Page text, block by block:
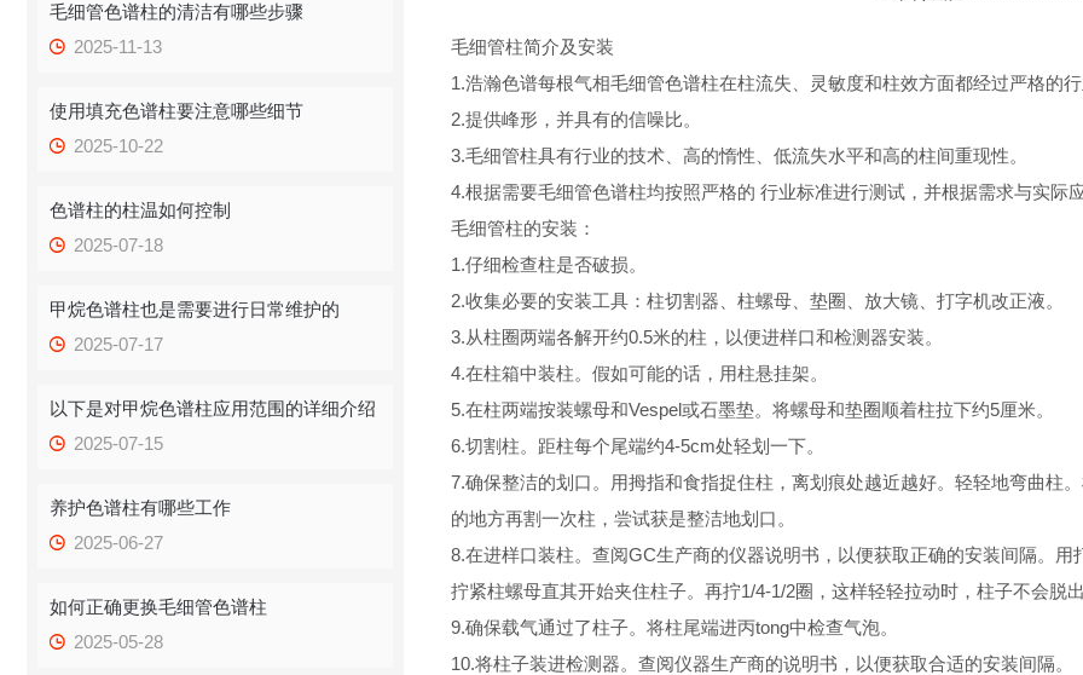
毛细管色谱柱的清洁有哪些步骤
2025-11-13
使用填充色谱柱要注意哪些细节
2025-10-22
色谱柱的柱温如何控制
2025-07-18
甲烷色谱柱也是需要进行日常维护的
2025-07-17
以下是对甲烷色谱柱应用范围的详细介绍
2025-07-15
养护色谱柱有哪些工作
2025-06-27
如何正确更换毛细管色谱柱
2025-05-28
毛细管柱简介及安装
1.浩瀚色谱每根气相毛细管色谱柱在柱流失、灵敏度和柱效方面都经过严格的
2.提供峰形，并具有的信噪比。
3.毛细管柱具有行业的技术、高的惰性、低流失水平和高的柱间重现性。
4.根据需要毛细管色谱柱均按照严格的 行业标准进行测试，并根据需求与实
毛细管柱的安装：
1.仔细检查柱是否破损。
2.收集必要的安装工具：柱切割器、柱螺母、垫圈、放大镜、打字机改正液。
3.从柱圈两端各解开约0.5米的柱，以便进样口和检测器安装。
4.在柱箱中装柱。假如可能的话，用柱悬挂架。
5.在柱两端按装螺母和Vespel或石墨垫。将螺母和垫圈顺着柱拉下约5厘米。
6.切割柱。距柱每个尾端约4-5cm处轻划一下。
7.确保整洁的划口。用拇指和食指捉住柱，离划痕处越近越好。轻轻地弯曲柱
的地方再割一次柱，尝试获是整洁地划口。
8.在进样口装柱。查阅GC生产商的仪器说明书，以便获取正确的安装间隔。
拧紧柱螺母直其开始夹住柱子。再拧1/4-1/2圈，这样轻轻拉动时，柱子不会脱
9.确保载气通过了柱子。将柱尾端进丙tong中检查气泡。
10.将柱子装进检测器。查阅仪器生产商的说明书，以便获取合适的安装间隔。